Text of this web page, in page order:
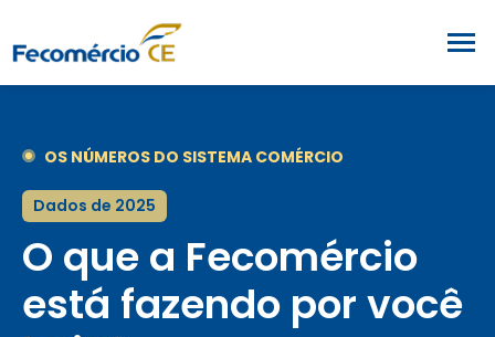
OS NÚMEROS DO SISTEMA COMÉRCIO
Dados de 2025
O que a Fecomércio
está fazendo por você